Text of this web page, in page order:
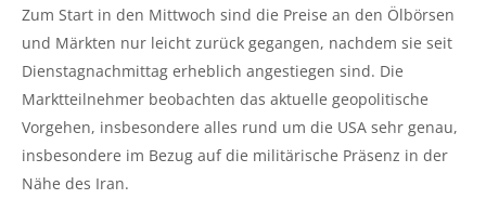
Zum Start in den Mittwoch sind die Preise an den Ölbörsen
und Märkten nur leicht zurück gegangen, nachdem sie seit
Dienstagnachmittag erheblich angestiegen sind. Die
Marktteilnehmer beobachten das aktuelle geopolitische
Vorgehen, insbesondere alles rund um die USA sehr genau,
insbesondere im Bezug auf die militärische Präsenz in der
Nähe des Iran.